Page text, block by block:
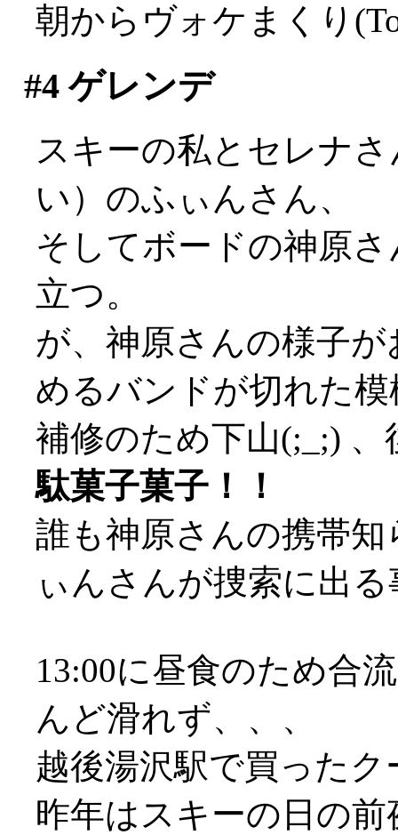
朝からヴォケまくり
#4ゲレンデ
スキーの私とセレナ
い）のふぃんさん、
そしてボードの神原
立つ。
が、神原さんの様子
めるバンドが切れた模
補修のため下山(;_;)
駄菓子菓子！！
誰も神原さんの携帯
ぃんさんが捜索に出
13:00に昼食のため合
んど滑れず、、、
越後湯沢駅で買った
昨年はスキーの日の前